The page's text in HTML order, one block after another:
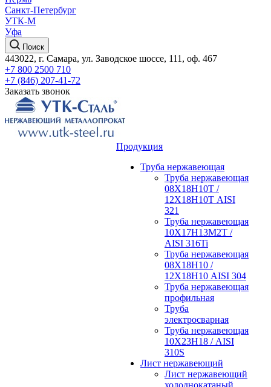
Санкт-Петербург
УТК-М
Уфа
Поиск
443022, г. Самара, ул. Заводское шоссе, 111, оф. 467
+7 800 2500 710
+7 (846) 207-41-72
Заказать звонок
Продукция
Труба нержавеющая
Труба нержавеющая
08Х18Н10Т /
12Х18Н10Т AISI
321
Труба нержавеющая
10Х17Н13М2Т /
AISI 316Ti
Труба нержавеющая
08Х18Н10 /
12Х18Н10 AISI 304
Труба нержавеющая
профильная
Труба
электросварная
Труба нержавеющая
10Х23Н18 / AISI
310S
Лист нержавеющий
Лист нержавеющий
холоднокатаный